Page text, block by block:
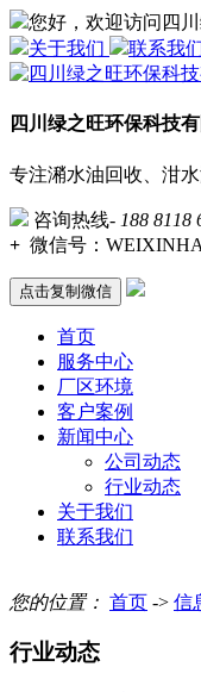
您好，欢迎访问四
关于我们
联系我
四川绿之旺环保科技
专注潲水油回收、泔
咨询热线- 188 8118
+ 微信号：
点击复制微信
首页
服务中心
厂区环境
客户案例
新闻中心
公司动态
行业动态
关于我们
联系我们
您的位置： 首页 -> 信
行业动态